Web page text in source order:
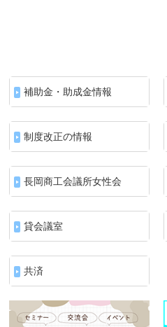
補助金・助成金情報
制度改正の情報
長岡商工会議所女性会
貸会議室
共済